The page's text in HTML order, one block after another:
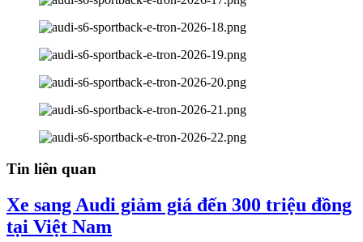
Tin liên quan
Xe sang Audi giảm giá đến 300 triệu đồng
tại Việt Nam